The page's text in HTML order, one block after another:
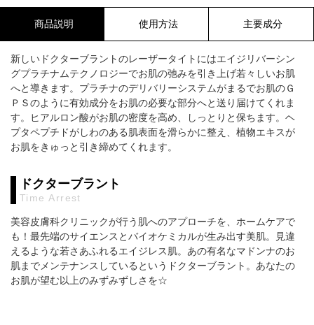
商品説明 使用方法 主要成分
新しいドクターブラントのレーザータイトにはエイジリバーシン
グプラチナムテクノロジーでお肌の弛みを引き上げ若々しいお肌
へと導きます。プラチナのデリバリーシステムがまるでお肌のＧ
ＰＳのように有効成分をお肌の必要な部分へと送り届けてくれま
す。ヒアルロン酸がお肌の密度を高め、しっとりと保ちます。ヘ
プタペプチドがしわのある肌表面を滑らかに整え、植物エキスが
お肌をきゅっと引き締めてくれます。
ドクターブラント
Time Arrest
美容皮膚科クリニックが行う肌へのアプローチを、ホームケアで
も！最先端のサイエンスとバイオケミカルが生み出す美肌。見違
えるような若さあふれるエイジレス肌。あの有名なマドンナのお
肌までメンテナンスしているというドクターブラント。あなたの
お肌が望む以上のみずみずしさを☆